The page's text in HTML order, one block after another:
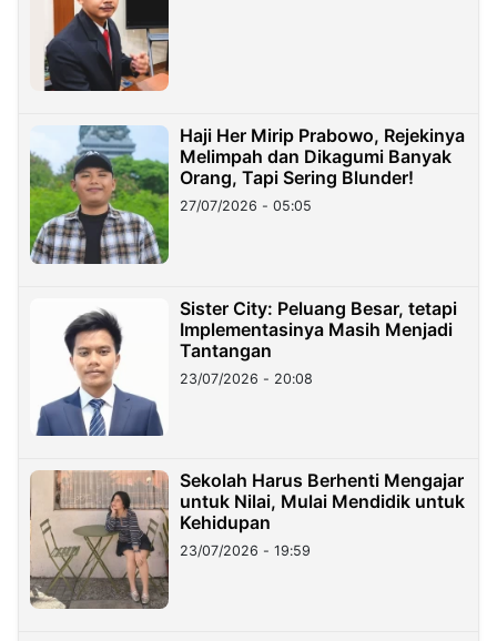
Haji Her Mirip Prabowo, Rejekinya
Melimpah dan Dikagumi Banyak
Orang, Tapi Sering Blunder!
27/07/2026 - 05:05
Sister City: Peluang Besar, tetapi
Implementasinya Masih Menjadi
Tantangan
23/07/2026 - 20:08
Sekolah Harus Berhenti Mengajar
untuk Nilai, Mulai Mendidik untuk
Kehidupan
23/07/2026 - 19:59